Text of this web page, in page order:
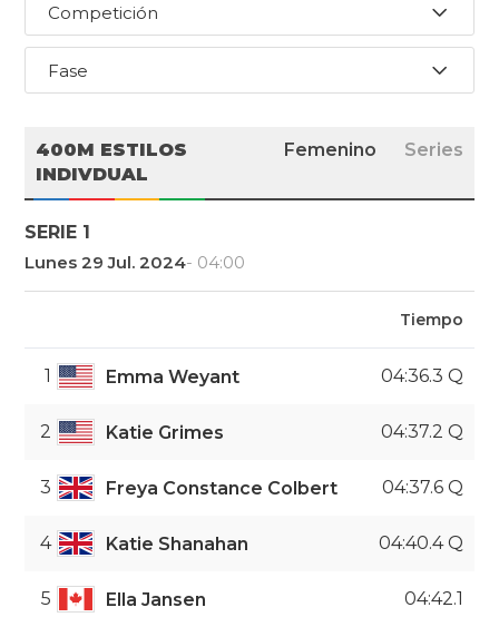
Competición
Fase
400M ESTILOS
INDIVDUAL
Femenino Series
SERIE 1
Lunes 29 Jul. 2024- 04:00
Tiempo
1 Emma Weyant 04:36.3 Q
2 Katie Grimes 04:37.2 Q
3 Freya Constance Colbert 04:37.6 Q
4 Katie Shanahan 04:40.4 Q
5 Ella Jansen 04:42.1